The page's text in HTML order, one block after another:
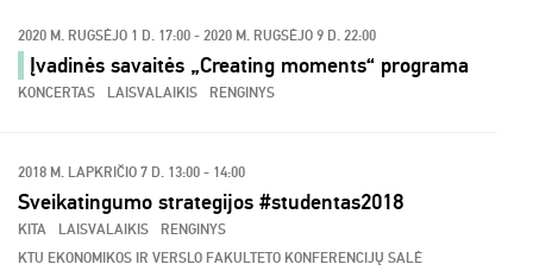
2020 M. RUGSĖJO 1 D. 17:00 - 2020 M. RUGSĖJO 9 D. 22:00
Įvadinės savaitės „Creating moments“ programa
KONCERTAS LAISVALAIKIS RENGINYS
2018 M. LAPKRIČIO 7 D. 13:00 - 14:00
Sveikatingumo strategijos #studentas2018
KITA LAISVALAIKIS
RENGINYS
KTU EKONOMIKOS IR VERSLO FAKULTETO KONFERENCIJŲ SALĖ